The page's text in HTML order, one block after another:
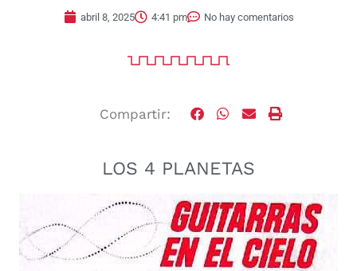
abril 8, 2025 4:41 pm No hay comentarios
Compartir:
LOS 4 PLANETAS